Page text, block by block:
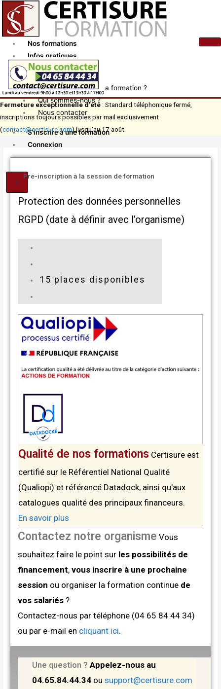
contenu
Nos formations
Infos pratiques
Actualités
Comment financer ma formation ?
Qui sommes-nous ?
Nous contacter
S’inscrire à une formation
Connexion
X
Fermeture exceptionnelle d’été : Standard téléphonique fermé,
inscriptions toujours possibles par mail exclusivement
(contact@certisure.com) jusqu’au 17 août.
Pré-inscription à la session de formation
Protection des données personnelles
RGPD (date à définir avec l’organisme)
15 places disponibles
Qualité de nos formations Certisure est
certifié sur le Référentiel National Qualité
(Qualiopi) et référencé Datadock, ainsi qu'aux
catalogues qualité des principaux financeurs.
En savoir plus
Contactez notre organisme Vous
souhaitez faire le point sur les possibilités de
financement,vous inscrire à une prochaine
session ou organiser la formation continue de
vos salariés ?
Contactez-nous par téléphone (04 65 84 44 34)
ou par e-mail en cliquant ici.
Une question ? Appelez-nous au
04.65.84.44.34 ousupport@certisure.com